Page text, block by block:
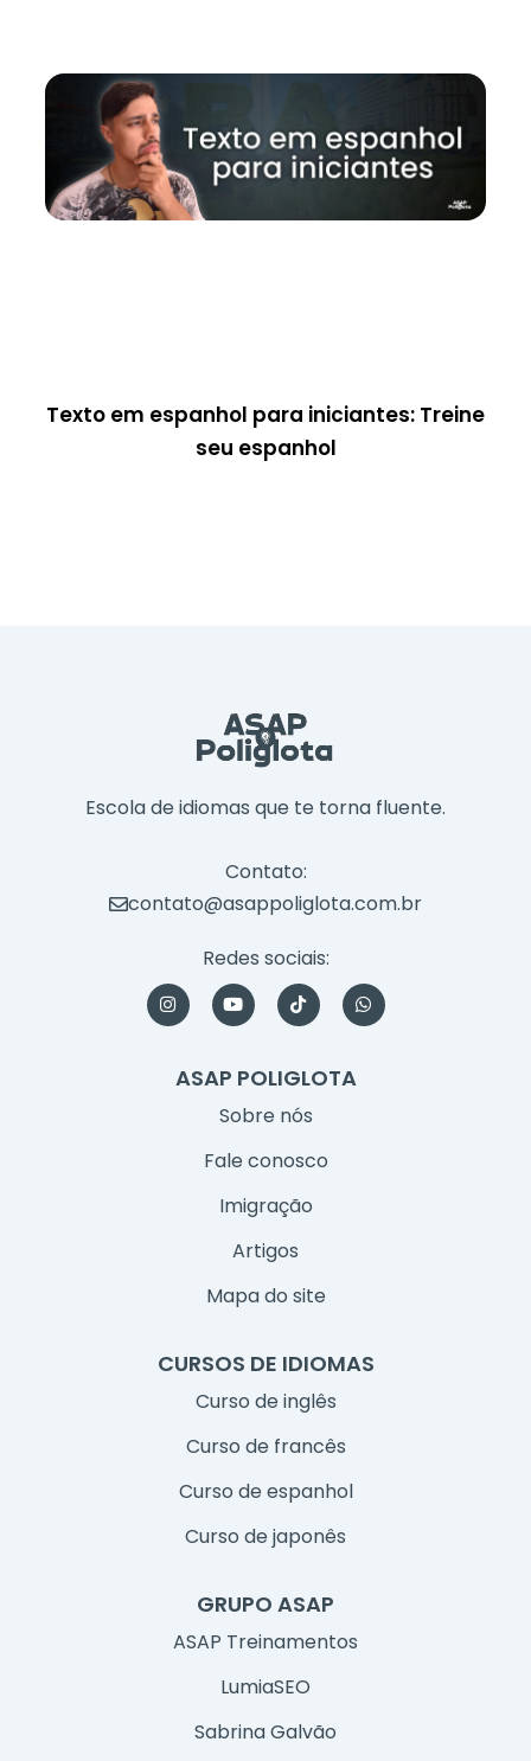
Texto em espanhol para iniciantes: Treine
seu espanhol
Escola de idiomas que te torna fluente.
Contato:
contato@asappoliglota.com.br
Redes sociais:
I
n
s
g
Y
o
u
b
T
i
k
k
W
h
a
ASAP POLIGLOTA
Sobre nós
Fale conosco
Imigração
Artigos
Mapa do site
CURSOS DE IDIOMAS
Curso de inglês
Curso de francês
Curso de espanhol
Curso de japonês
GRUPO ASAP
ASAP Treinamentos
LumiaSEO
Sabrina Galvão